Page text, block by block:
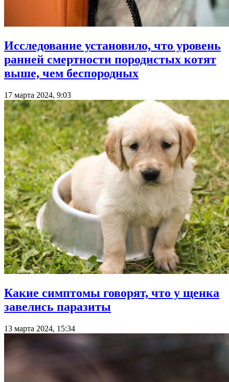
Исследование установило, что уровень
ранней смертности породистых котят
выше, чем беспородных
17 марта 2024, 9:03
Какие симптомы говорят, что у щенка
завелись паразиты
13 марта 2024, 15:34